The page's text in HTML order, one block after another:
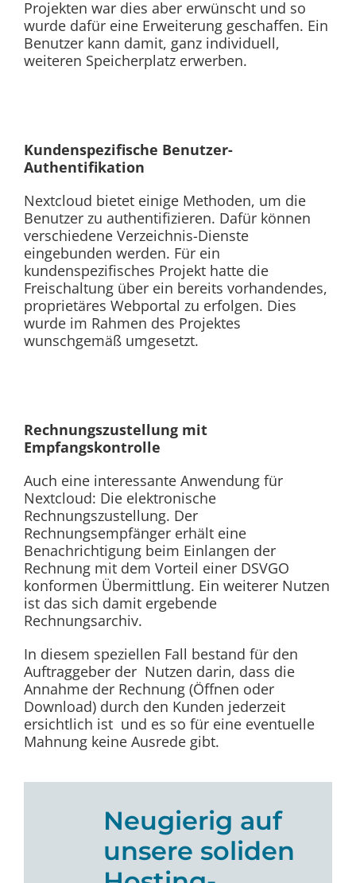
Projekten war dies aber erwünscht und so
wurde dafür eine Erweiterung geschaffen. Ein
Benutzer kann damit, ganz individuell,
weiteren Speicherplatz erwerben.
Kundenspezifische Benutzer-
Authentifikation
Nextcloud bietet einige Methoden, um die
Benutzer zu authentifizieren. Dafür können
verschiedene Verzeichnis-Dienste
eingebunden werden. Für ein
kundenspezifisches Projekt hatte die
Freischaltung über ein bereits vorhandendes,
proprietäres Webportal zu erfolgen. Dies
wurde im Rahmen des Projektes
wunschgemäß umgesetzt.
Rechnungszustellung mit
Empfangskontrolle
Auch eine interessante Anwendung für
Nextcloud: Die elektronische
Rechnungszustellung. Der
Rechnungsempfänger erhält eine
Benachrichtigung beim Einlangen der
Rechnung mit dem Vorteil einer DSVGO
konformen Übermittlung. Ein weiterer Nutzen
ist das sich damit ergebende
Rechnungsarchiv.
In diesem speziellen Fall bestand für den
Auftraggeber der Nutzen darin, dass die
Annahme der Rechnung (Öffnen oder
Download) durch den Kunden jederzeit
ersichtlich ist und es so für eine eventuelle
Mahnung keine Ausrede gibt.
Neugierig auf
unsere soliden